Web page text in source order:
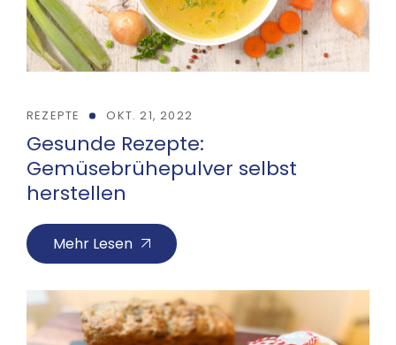
REZEPTE OKT. 21, 2022
Gesunde Rezepte:
Gemüsebrühepulver selbst
herstellen
Mehr Lesen